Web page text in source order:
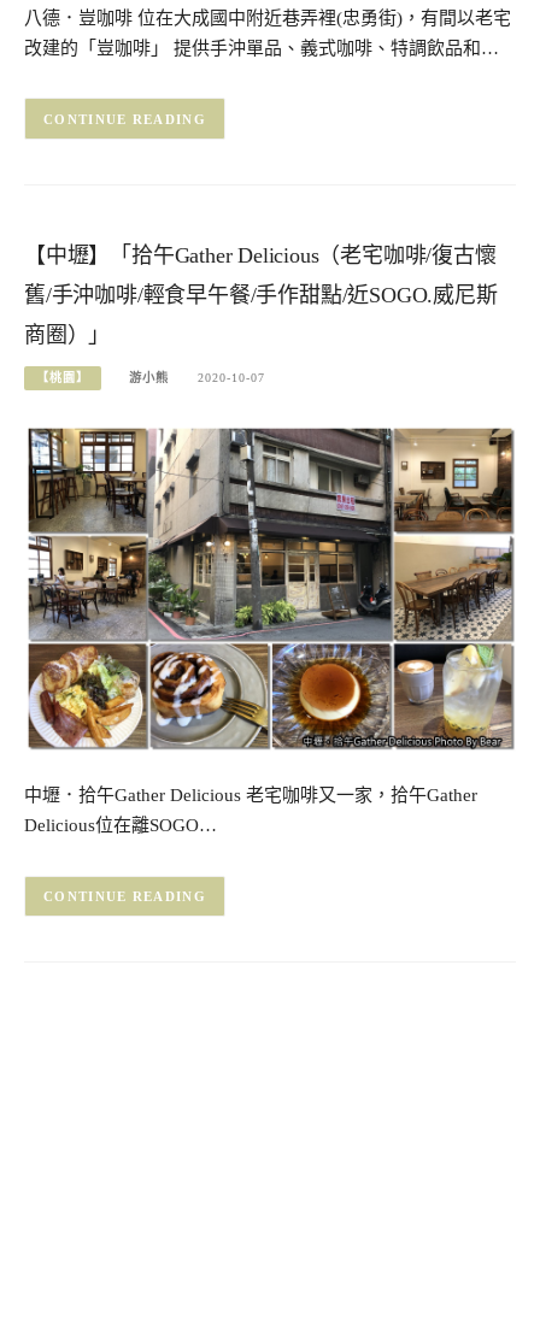
八德．豈咖啡 位在大成國中附近巷弄裡(忠勇街)，有間以老宅
改建的「豈咖啡」 提供手沖單品、義式咖啡、特調飲品和…
CONTINUE READING
【中壢】「拾午Gather Delicious（老宅咖啡/復古懷
舊/手沖咖啡/輕食早午餐/手作甜點/近SOGO.威尼斯
商圈）」
【桃園】 游小熊 2020-10-07
中壢．拾午Gather Delicious 老宅咖啡又一家，拾午Gather
Delicious位在離SOGO…
CONTINUE READING